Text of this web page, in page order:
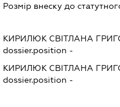
Розмір внеску до
КИРИЛЮК СВІТЛАНА
dossier.position -
КИРИЛЮК СВІТЛАНА
dossier.position -